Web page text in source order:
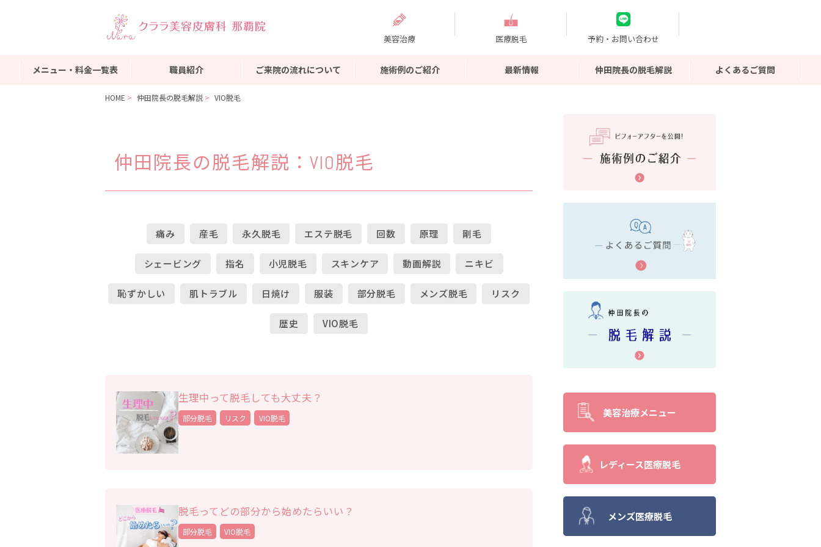
美容治療 医療脱毛 予約・お問い合わせ
メニュー・料金一覧表 職員紹介 ご来院の流れについて 施術例のご紹介 最新情報 仲田院長の脱毛解説 よくあるご質問
HOME 仲田院長の脱毛解説 VIO脱毛
仲田院長の脱毛解説 ：VIO脱毛
痛み 産毛 永久脱毛 エステ脱毛 回数 原理 剛毛
シェービング 指名 小児脱毛 スキンケア 動画解説 ニキビ
恥ずかしい 肌トラブル 日焼け 服装 部分脱毛 メンズ脱毛 リスク
歴史 VIO脱毛
生理中って脱毛しても大丈夫？
部分脱毛 リスク VIO脱毛
脱毛ってどの部分から始めたらいい？
部分脱毛 VIO脱毛
美容治療メニュー
レディース医療脱毛
メンズ医療脱毛